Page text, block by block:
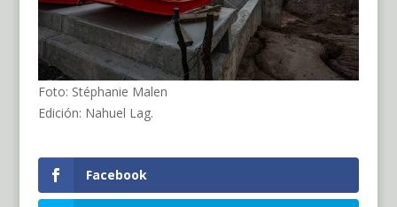
Foto: Stéphanie Malen
Edición: Nahuel Lag.
Facebook